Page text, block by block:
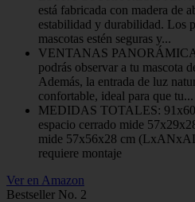
está fabricada con madera de
estabilidad y durabilidad. Los
mascotas estén seguras y...
VENTANAS
podrás observar a tu mascota
Además, la entrada de luz
confortable, ideal para que tu...
MEDIDAS TOTALES:
espacio cerrado mide
mide 57x56x28 cm
requiere montaje
Ver en Amazon
Bestseller No. 2